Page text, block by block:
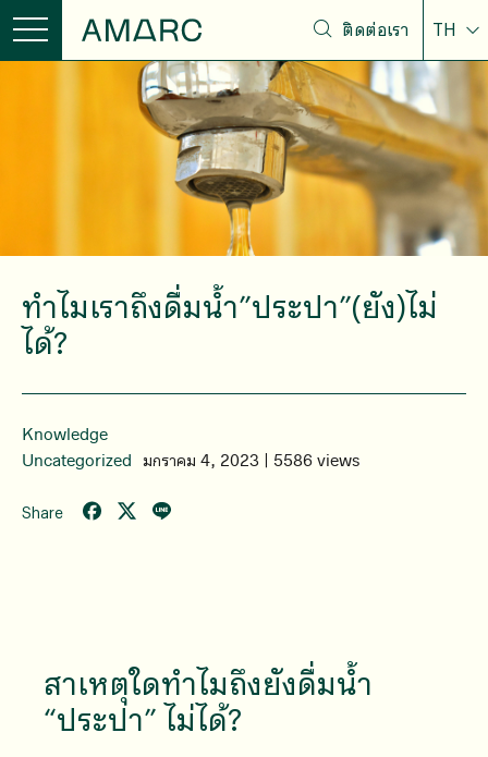
ติดต่อเรา TH
ทำไมเราถึงดื่มน้ำ”ประปา”(ยัง)ไม่
ได้?
Knowledge
Uncategorized มกราคม 4, 2023 | 5586 views
Share
สาเหตุใดทำไมถึงยังดื่มน้ำ
“ประปา” ไม่ได้?